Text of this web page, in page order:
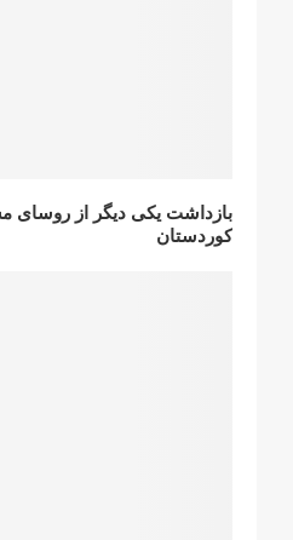
بازداشت یکی دیگر از روسای
کوردستان